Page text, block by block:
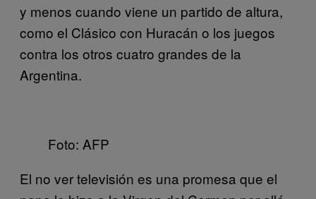
y menos cuando viene un partido de altura,
como el Clásico con Huracán o los juegos
contra los otros cuatro grandes de la
Argentina.
Foto: AFP
El no ver televisión es una promesa que el